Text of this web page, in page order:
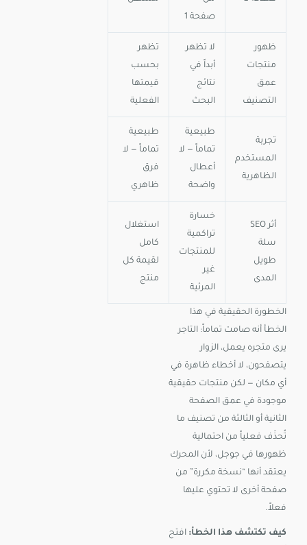
صفحة 1
ظهور
منتجات
عمق
التصنيف
لا تظهر
أبداً في
نتائج
البحث
تظهر
بحسب
قيمتها
الفعلية
تجربة
المستخدم
الظاهرية
طبيعية
تماماً — لا
أعطال
واضحة
طبيعية
تماماً — لا
فرق
ظاهري
أثر SEO
سلة
طويل
المدى
خسارة
تراكمية
للمنتجات
غير
المرئية
استغلال
كامل
لقيمة كل
منتج
الخطورة الحقيقية في هذا
الخطأ أنه صامت تماماً: التاجر
يرى متجره يعمل، الزوار
يتصفحون، لا أخطاء ظاهرة في
أي مكان — لكن منتجات حقيقية
موجودة في عمق الصفحة
الثانية أو الثالثة من تصنيف ما
تُحذَف فعلياً من احتمالية
ظهورها في جوجل، لأن المحرك
يعتقد أنها “نسخة مكررة” من
صفحة أخرى لا تحتوي عليها
فعلاً.
كيف تكتشف هذا الخطأ: افتح